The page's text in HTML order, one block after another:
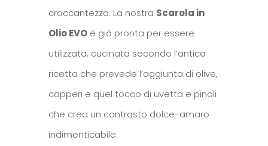
croccantezza. La nostra Scarola in
Olio EVOè già pronta per essere
utilizzata, cucinata secondo l’antica
ricetta che prevede l’aggiunta di olive,
capperi e quel tocco di uvetta e pinoli
che crea un contrasto dolce-amaro
indimenticabile.